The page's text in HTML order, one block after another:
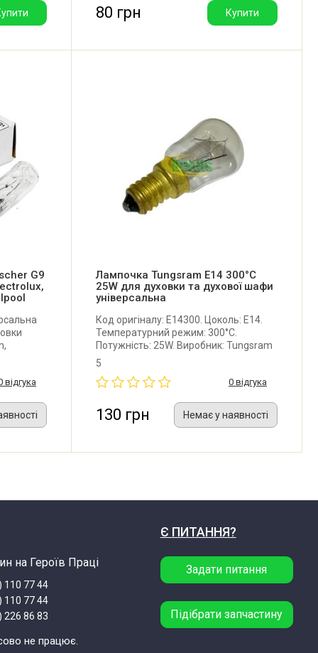
SKL (Китай).
80 грн Купити
G9
Довжина
відгука
Лампочка Tungsram E14 300°C
25W для духовки та духової шафи
універсальна
Код оригіналу: E14300. Цоколь: E14.
Температурний режим: 300°C.
Потужність: 25W. Виробник: Tungsram
(Угорщина).
5
0 відгука
130 грн Немає у наявності
на Героїв Праці
110 77 44
110 77 44
226 86 83
не працює.
Є ПИТАННЯ?
Задати питання
Підібрати запчастину